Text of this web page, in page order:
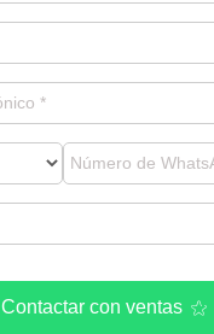
Contactar con ventas